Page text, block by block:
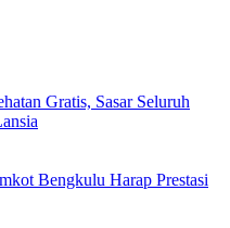
Gratis, Sasar Seluruh
Bengkulu Harap Prestasi